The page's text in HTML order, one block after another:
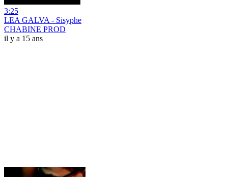
3:25
LEA GALVA - Sisyphe
CHABINE PROD
il y a 15 ans